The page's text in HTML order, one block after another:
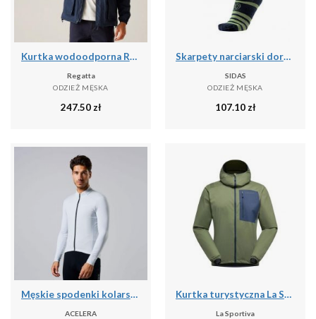
Kurtka wodoodporna Regatta Bayano II
Regatta
ODZIEŻ MĘSKA
247.50 zł
Skarpety narciarski dorosly Sidas Ski Touring LV cienka grubosc
SIDAS
ODZIEŻ MĘSKA
107.10 zł
Męskie spodenki kolarskie do kolarstwa górskiego
ACELERA
Kurtka turystyczna La Sportiva Wall Breeze Stretch
La Sportiva